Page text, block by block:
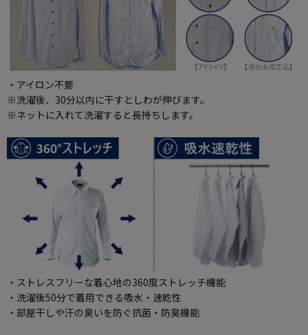
・アイロン不要
※洗濯後、30分以内に干すとしわが伸びます。
※ネットに入れて洗濯すると長持ちします。
・ストレスフリーな着心地の360度ストレッチ機能
・洗濯後50分で着用できる吸水・速乾性
・部屋干しや汗の臭いを防ぐ抗菌・防臭機能